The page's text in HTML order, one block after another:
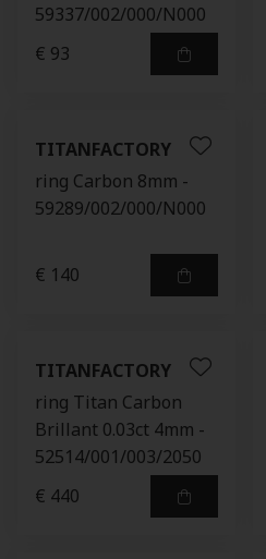
59337/002/000/N000
€ 93
TITANFACTORY
ring Carbon 8mm -
59289/002/000/N000
€ 140
TITANFACTORY
ring Titan Carbon
Brillant 0.03ct 4mm -
52514/001/003/2050
€ 440